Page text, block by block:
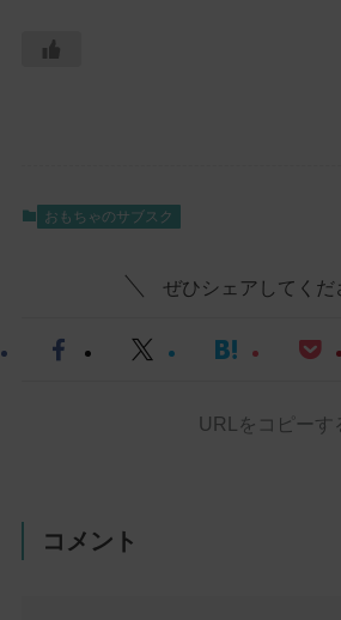
おもちゃのサブスク
ぜひシェアしてくだ
URLをコピーす
コメント